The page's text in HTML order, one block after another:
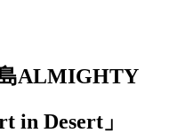
ALMIGHTY
in Desert」